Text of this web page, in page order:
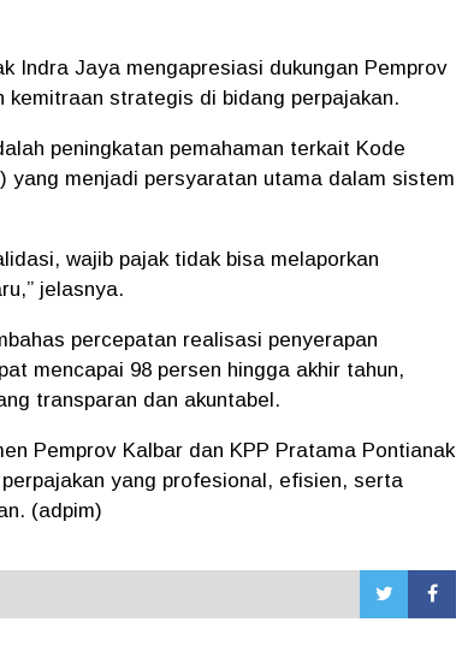
Indra Jaya mengapresiasi dukungan Pemprov
strategis di bidang perpajakan.
peningkatan pemahaman terkait Kode
yang menjadi persyaratan utama dalam sistem
wajib pajak tidak bisa melaporkan
jelasnya.
percepatan realisasi penyerapan
mencapai 98 persen hingga akhir tahun,
transparan dan akuntabel.
Pemprov Kalbar dan KPP Pratama Pontianak
yang profesional, efisien, serta
(adpim)